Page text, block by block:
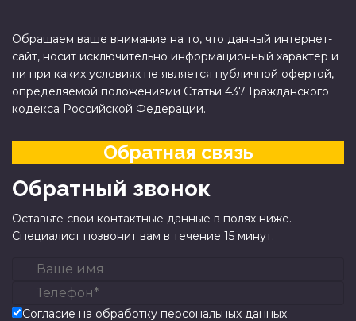
Обращаем ваше внимание на то, что данный интернет-
сайт, носит исключительно информационный характер и
ни при каких условиях не является публичной офертой,
определяемой положениями Статьи 437 Гражданского
кодекса Российской Федерации.
Обратная связь
Обратный звонок
Оставьте свои контактные данные в полях ниже.
Специалист позвонит вам в течение 15 минут.
Согласие на обработку персональных данных